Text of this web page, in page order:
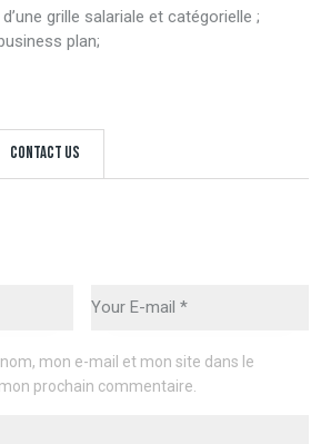
grille salariale et catégorielle ;
plan;
Contact Us
mon e-mail et mon site dans le
prochain commentaire.